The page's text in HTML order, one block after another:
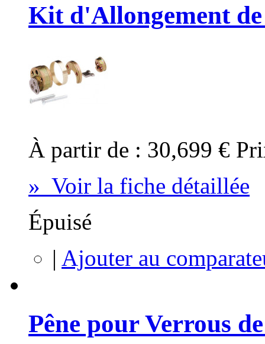
Kit d'Allongement
À partir de : 30,699 €
» Voir la fiche détaillée
Épuisé
| Ajouter au
Pêne pour Verrous